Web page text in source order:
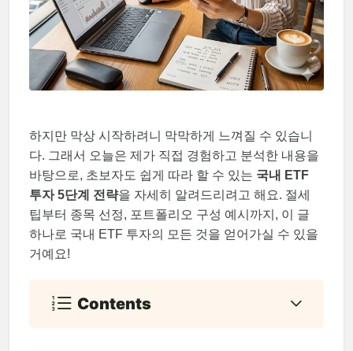
하지만 막상 시작하려니 막막하게 느껴질 수 있습니
다. 그래서 오늘은 제가 직접 경험하고 분석한 내용을
바탕으로, 초보자도 쉽게 따라 할 수 있는 국내 ETF
투자 5단계 전략을 자세히 알려드리려고 해요. 절세
팁부터 종목 선정, 포트폴리오 구성 예시까지, 이 글
하나로 국내 ETF 투자의 모든 것을 얻어가실 수 있을
거예요!
Contents